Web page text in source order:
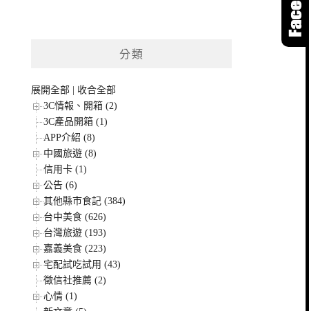
分類
展開全部
收合全部
3C情報、開箱 (2)
3C產品開箱 (1)
APP介紹 (8)
中國旅遊 (8)
信用卡 (1)
公告 (6)
其他縣市食記 (384)
台中美食 (626)
台灣旅遊 (193)
嘉義美食 (223)
宅配試吃試用 (43)
徵信社推薦 (2)
心情 (1)